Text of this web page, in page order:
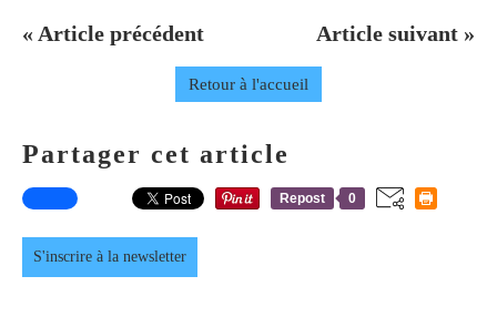
« Article précédent Article suivant »
Retour à l'accueil
Partager cet article
Repost 0
S'inscrire à la newsletter